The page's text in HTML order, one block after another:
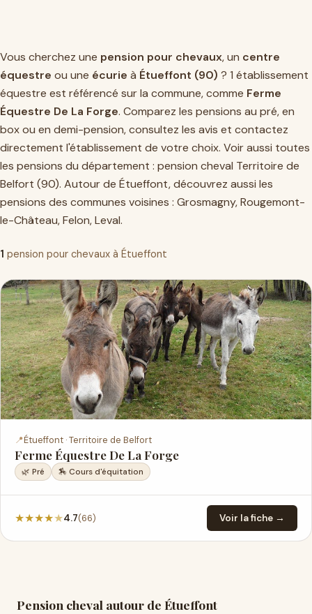
Vous cherchez une pension pour chevaux, un centre
équestre ou une écurie à Étueffont (90) ? 1 établissement
équestre est référencé sur la commune, comme Ferme
Équestre De La Forge. Comparez les pensions au pré, en
box ou en demi-pension, consultez les avis et contactez
directement l'établissement de votre choix. Voir aussi toutes
les pensions du département : pension cheval Territoire de
Belfort (90). Autour de Étueffont, découvrez aussi les
pensions des communes voisines : Grosmagny,Rougemont-
le-Château,Felon,Leval.
1 pension pour chevaux à Étueffont
📍Étueffont · Territoire de Belfort
Ferme Équestre De La Forge
🌿 Pré 🏇 Cours d'équitation
★★★★★4.7(66) Voir la fiche →
Pension cheval autour de Étueffont